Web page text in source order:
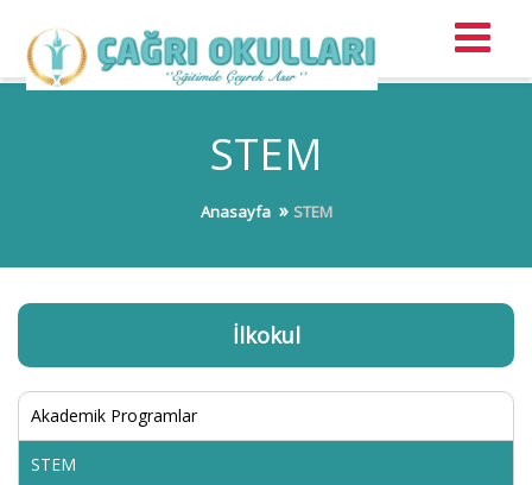
STEM
Anasayfa STEM
İlkokul
Akademik Programlar
STEM